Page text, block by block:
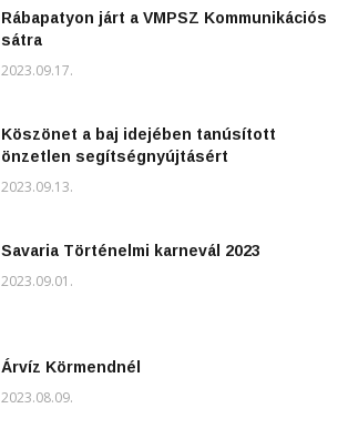
Rábapatyon járt a VMPSZ Kommunikációs
sátra
2023.09.17.
Köszönet a baj idejében tanúsított
önzetlen segítségnyújtásért
2023.09.13.
Savaria Történelmi karnevál 2023
2023.09.01.
Árvíz Körmendnél
2023.08.09.